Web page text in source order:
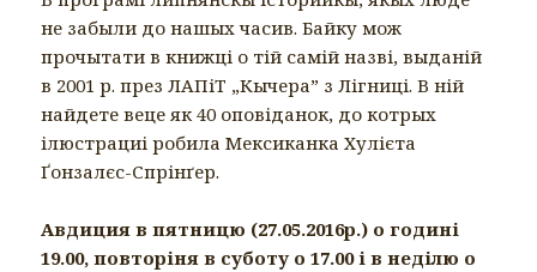
не забыли до нашых часив. Байку мож
прочытати в книжці о тій самій назві, выданій
в 2001 р. през ЛАПіТ „Кычера” з Лігниці. В ній
найдете веце як 40 оповіданок, до котрых
ілюстрациі робила Mексиканка Хулієта
Ґонзалєс-Спрінґер.
Авдиция в пятницю (27.05.2016р.) о годині
19.00, повторіня в суботу о 17.00 і в неділю о